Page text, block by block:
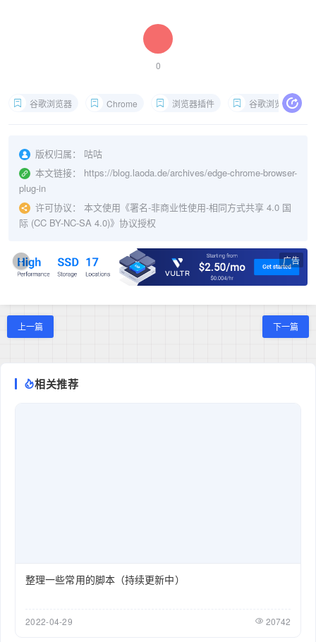
0
谷歌浏览器 Chrome 浏览器插件 谷歌浏览器插件
版权归属：
咕咕
本文链接：
https://blog.laoda.de/archives/edge-chrome-browser-
plug-in
许可协议：
本文使用《署名-非商业性使用-相同方式共享 4.0 国
际 (CC BY-NC-SA 4.0)》协议授权
× 广告
上一篇 下一篇
相关推荐
整理一些常用的脚本（持续更新中）
2022-04-29 20742